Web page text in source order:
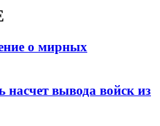
о мирных
вывода войск из